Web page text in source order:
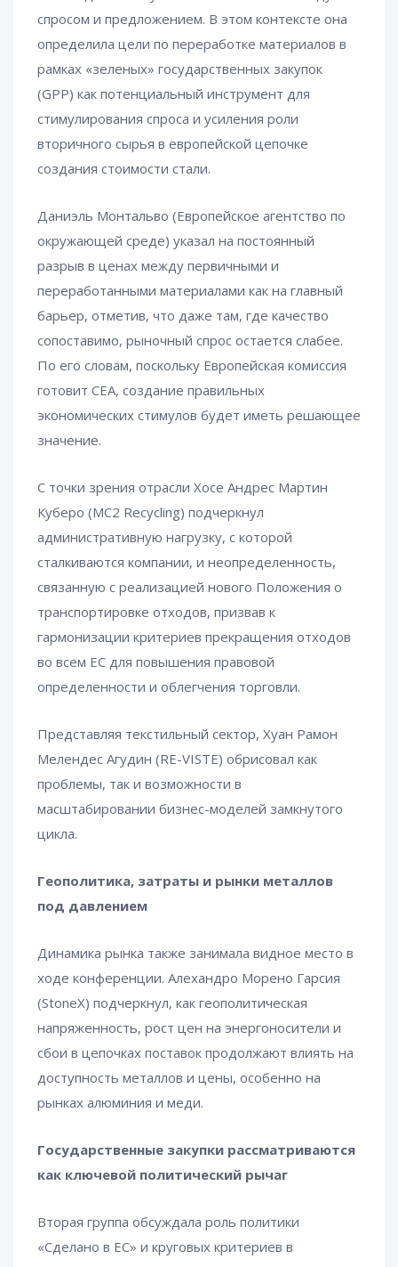
спросом и предложением. В этом контексте она
определила цели по переработке материалов в
рамках «зеленых» государственных закупок
(GPP) как потенциальный инструмент для
стимулирования спроса и усиления роли
вторичного сырья в европейской цепочке
создания стоимости стали.
Даниэль Монтальво (Европейское агентство по
окружающей среде) указал на постоянный
разрыв в ценах между первичными и
переработанными материалами как на главный
барьер, отметив, что даже там, где качество
сопоставимо, рыночный спрос остается слабее.
По его словам, поскольку Европейская комиссия
готовит CEA, создание правильных
экономических стимулов будет иметь решающее
значение.
С точки зрения отрасли Хосе Андрес Мартин
Куберо (MC2 Recycling) подчеркнул
административную нагрузку, с которой
сталкиваются компании, и неопределенность,
связанную с реализацией нового Положения о
транспортировке отходов, призвав к
гармонизации критериев прекращения отходов
во всем ЕС для повышения правовой
определенности и облегчения торговли.
Представляя текстильный сектор, Хуан Рамон
Мелендес Агудин (RE-VISTE) обрисовал как
проблемы, так и возможности в
масштабировании бизнес-моделей замкнутого
цикла.
Геополитика, затраты и рынки металлов
под давлением
Динамика рынка также занимала видное место в
ходе конференции. Алехандро Морено Гарсия
(StoneX) подчеркнул, как геополитическая
напряженность, рост цен на энергоносители и
сбои в цепочках поставок продолжают влиять на
доступность металлов и цены, особенно на
рынках алюминия и меди.
Государственные закупки рассматриваются
как ключевой политический рычаг
Вторая группа обсуждала роль политики
«Сделано в ЕС» и круговых критериев в